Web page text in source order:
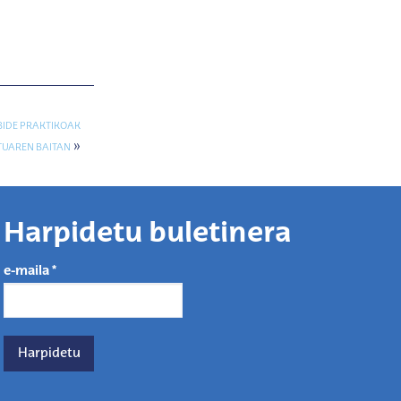
PRAKTIKOAK
BAITAN »
Harpidetu buletinera
e-maila*